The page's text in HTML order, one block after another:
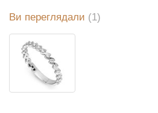
Ви переглядали (1)